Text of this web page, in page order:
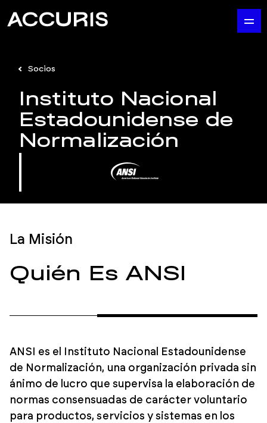
Socios
Instituto Nacional
Estadounidense de
Normalización
La Misión
Quién Es ANSI
ANSI es el Instituto Nacional Estadounidense
de Normalización, una organización privada sin
ánimo de lucro que supervisa la elaboración de
normas consensuadas de carácter voluntario
para productos, servicios y sistemas en los